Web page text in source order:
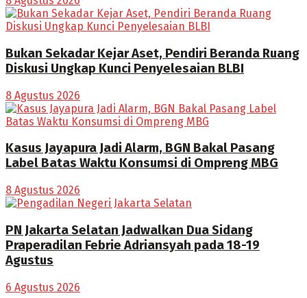
Bukan Sekadar Kejar Aset, Pendiri Beranda Ruang
Diskusi Ungkap Kunci Penyelesaian BLBI
8 Agustus 2026
Kasus Jayapura Jadi Alarm, BGN Bakal Pasang
Label Batas Waktu Konsumsi di Ompreng MBG
8 Agustus 2026
PN Jakarta Selatan Jadwalkan Dua Sidang
Praperadilan Febrie Adriansyah pada 18-19
Agustus
6 Agustus 2026